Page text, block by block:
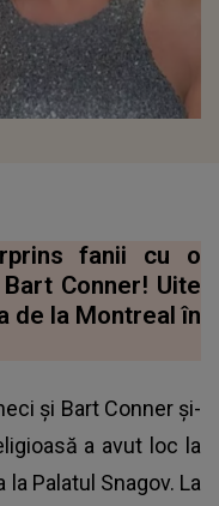
fanii cu o
Conner! Uite
de la Montreal în
și Bart Conner și-
a avut loc la
Palatul Snagov. La